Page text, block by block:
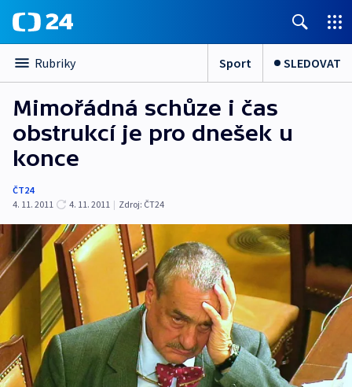
Rubriky Sport SLEDOVAT
Mimořádná schůze i čas
obstrukcí je pro dnešek u
konce
ČT24
4. 11. 2011
4. 11. 2011 | Zdroj: ČT24